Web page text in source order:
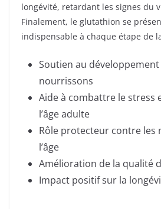
longévité, retardant les signes du
Finalement, le glutathion se
indispensable à chaque étape de
Soutien au
nourrissons
Aide à combattre le stress
l’âge adulte
Rôle protecteur contre les
l’âge
Amélioration de la qualité
Impact positif sur la